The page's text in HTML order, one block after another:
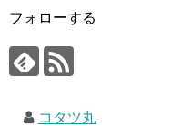
フォローする
コタツ丸